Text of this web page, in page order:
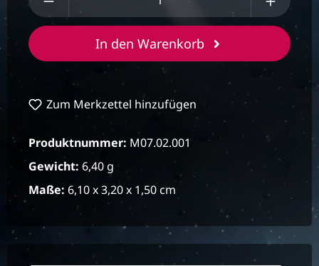
In den Warenkorb
Zum Merkzettel hinzufügen
Produktnummer: M07.02.001
Gewicht: 6,40 g
Maße: 6,10 x 3,20 x 1,50 cm